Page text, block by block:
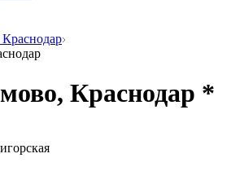
Краснодар *